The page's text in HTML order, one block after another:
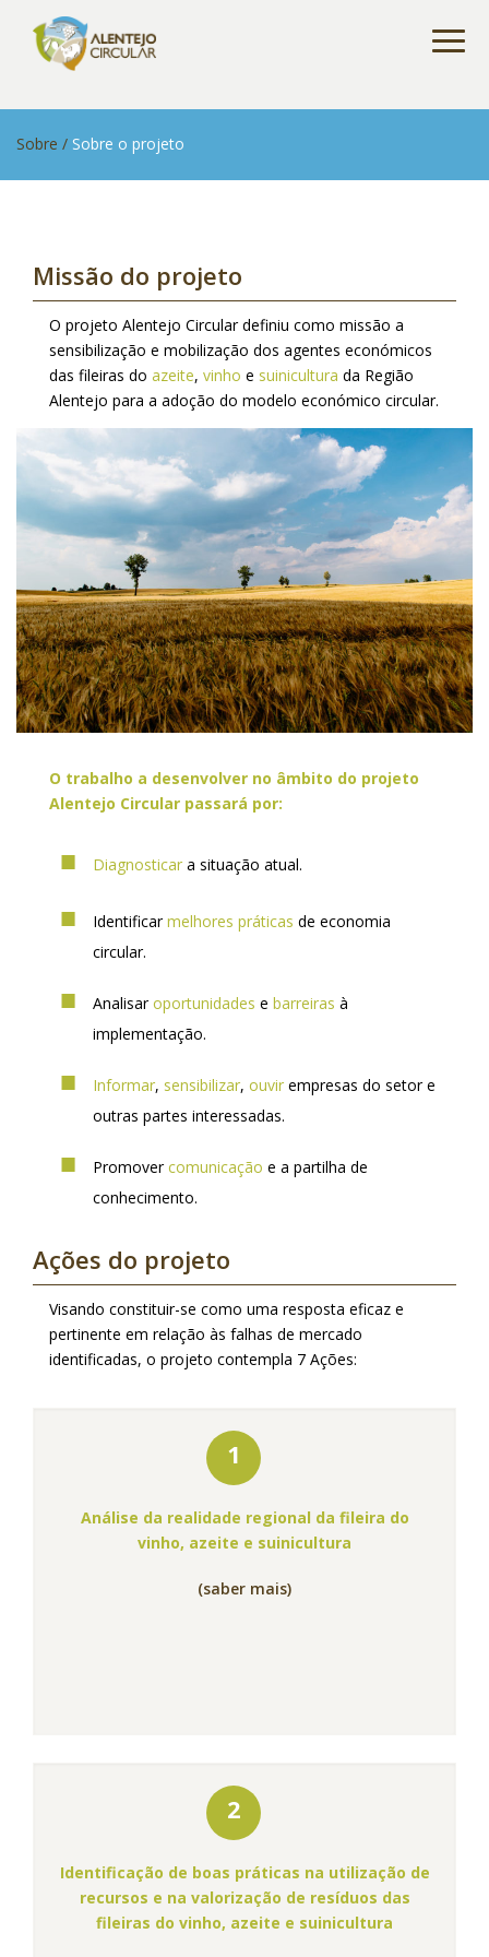
Sobre / Sobre o projeto
Missão do projeto
O projeto Alentejo Circular definiu como missão a
sensibilização e mobilização dos agentes económicos
das fileiras do azeite, vinho e suinicultura da Região
Alentejo para a adoção do modelo económico circular.
O trabalho a desenvolver no âmbito do projeto
Alentejo Circular passará por:
Diagnosticar a situação atual.
Identificarmelhores práticas de economia
circular.
Analisaroportunidades e barreiras à
implementação.
Informar, sensibilizar, ouvir empresas do setor e
outras partes interessadas.
Promovercomunicação e a partilha de
conhecimento.
Ações do projeto
Visando constituir-se como uma resposta eficaz e
pertinente em relação às falhas de mercado
identificadas, o projeto contempla 7 Ações:
1
Análise da realidade regional da fileira do
vinho, azeite e suinicultura
(saber mais)
2
Identificação de boas práticas na utilização de
recursos e na valorização de resíduos das
fileiras do vinho, azeite e suinicultura